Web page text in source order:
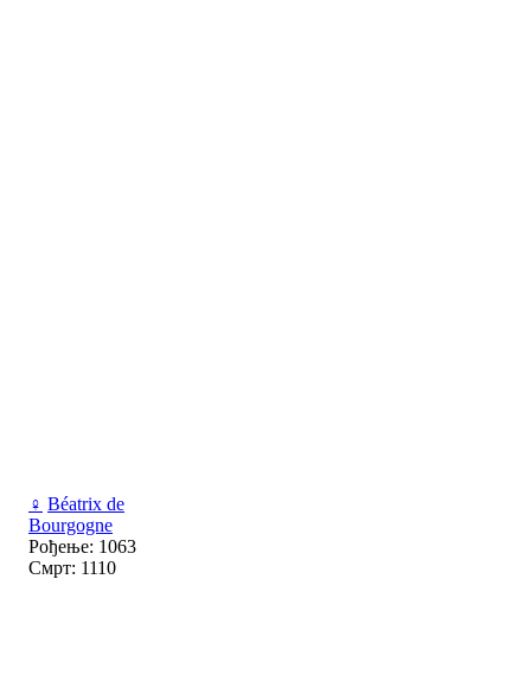
♀ Béatrix de
Bourgogne
Рођење: 1063
Смрт: 1110